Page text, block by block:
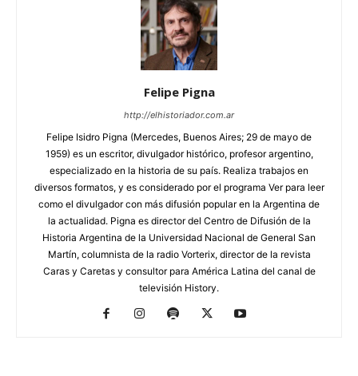
Felipe Pigna
http://elhistoriador.com.ar
Felipe Isidro Pigna (Mercedes, Buenos Aires; 29 de mayo de
1959) es un escritor, divulgador histórico, profesor argentino,
especializado en la historia de su país. Realiza trabajos en
diversos formatos, y es considerado por el programa Ver para leer
como el divulgador con más difusión popular en la Argentina de
la actualidad. Pigna es director del Centro de Difusión de la
Historia Argentina de la Universidad Nacional de General San
Martín, columnista de la radio Vorterix, director de la revista
Caras y Caretas y consultor para América Latina del canal de
televisión History.